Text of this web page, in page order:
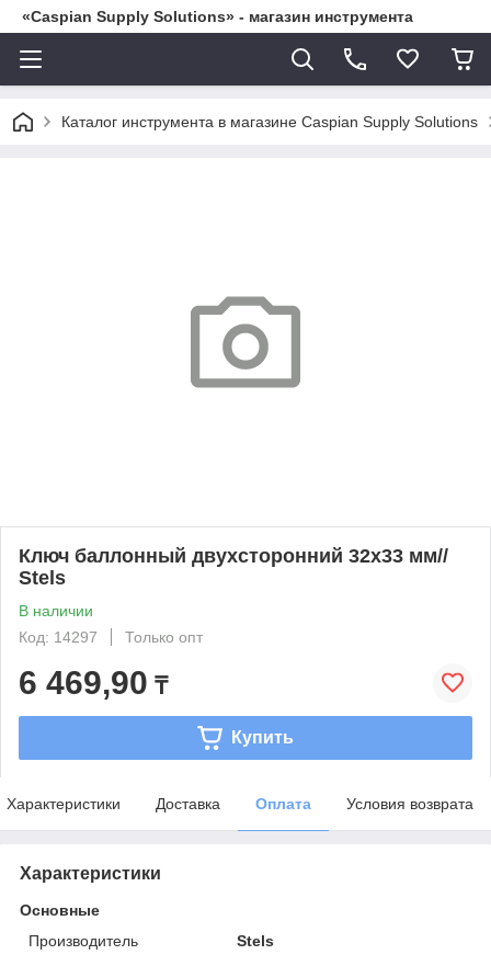
«Caspian Supply Solutions» - магазин инструмента
Каталог инструмента в магазине Caspian Supply Solutions
Ключ баллонный двухсторонний 32x33 мм//
Stels
В наличии
Код: 14297
Только опт
6 469,90 ₸
Купить
Характеристики Доставка Оплата Условия возврата
Характеристики
Основные
Производитель
Stels